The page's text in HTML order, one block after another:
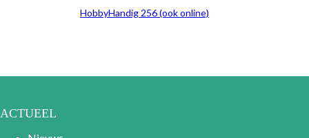
HobbyHandig 256 (ook online)
ACTUEEL